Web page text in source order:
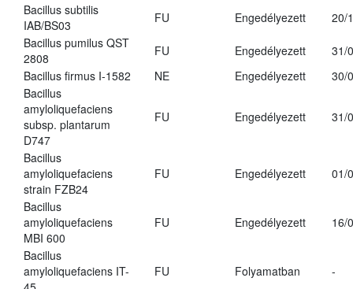
Bacillus subtilis
IAB/BS03
FU Engedélyezett
20/
Bacillus pumilus QST
2808
FU Engedélyezett
31/
Bacillus firmus I-1582
NE Engedélyezett
30/
Bacillus
amyloliquefaciens
subsp. plantarum
D747
FU Engedélyezett 31/
Bacillus
amyloliquefaciens
strain FZB24
FU Engedélyezett 01/
Bacillus
amyloliquefaciens
MBI 600
FU Engedélyezett 16/
Bacillus
amyloliquefaciens IT-
FU Folyamatban -